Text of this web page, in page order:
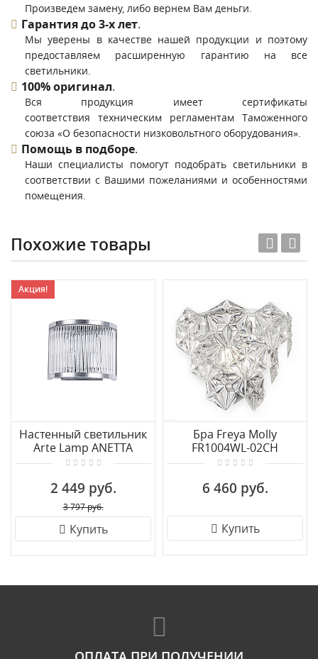
Произведем замену, либо вернем Вам деньги.
Гарантия до 3-х лет.
Мы уверены в качестве нашей продукции и поэтому
предоставляем расширенную гарантию на все
светильники.
100% оригинал.
Вся продукция имеет сертификаты
соответствия техническим регламентам Таможенного
союза «О безопасности низковольтного оборудования».
Помощь в подборе.
Наши специалисты помогут подобрать светильники в
соответствии с Вашими пожеланиями и особенностями
помещения.
Похожие товары
Акция!
Настенный светильник
Arte Lamp ANETTA
A1065AP-2CC
2 449 руб.
3 797 руб.
Купить
Бра Freya Molly
FR1004WL-02CH
6 460 руб.
Купить